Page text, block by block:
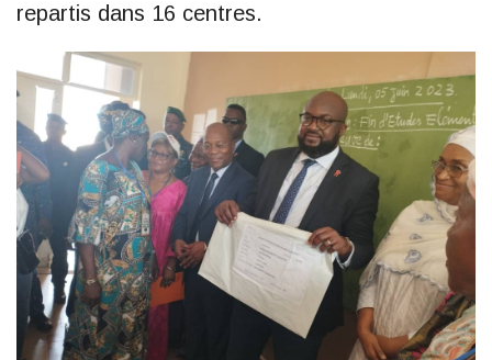
repartis dans 16 centres.